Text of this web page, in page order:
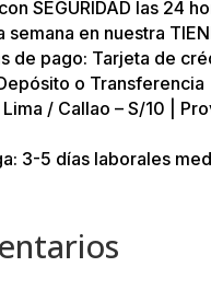
SEGURIDAD las 24
semana en nuestra
de pago: Tarjeta de
o Transferencia
Lima / Callao – S/10 |
3-5 días laborales